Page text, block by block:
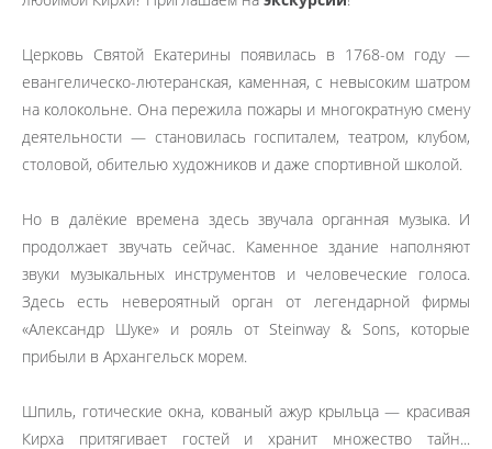
Церковь Святой Екатерины появилась в 1768-ом году —
евангелическо-лютеранская, каменная, с невысоким шатром
на колокольне. Она пережила пожары и многократную смену
деятельности — становилась госпиталем, театром, клубом,
столовой, обителью художников и даже спортивной школой.
Но в далёкие времена здесь звучала органная музыка. И
продолжает звучать сейчас. Каменное здание наполняют
звуки музыкальных инструментов и человеческие голоса.
Здесь есть невероятный орган от легендарной фирмы
«Александр Шуке» и рояль от Steinway & Sons, которые
прибыли в Архангельск морем.
Шпиль, готические окна, кованый ажур крыльца — красивая
Кирха притягивает гостей и хранит множество тайн...